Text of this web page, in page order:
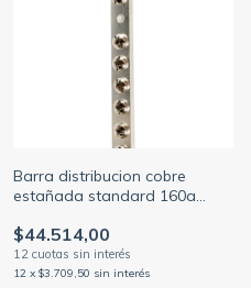
Barra distribucion cobre
estañada standard 160a
(ELENT)
$44.514,00
12 x $3.709,50 sin interés